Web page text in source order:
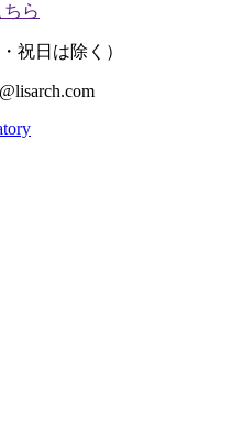
ら
祝日は除く）